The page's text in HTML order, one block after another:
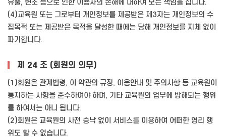
유출, 변조 등으로 인한 이용자의 손해에 대하여 모든 책임을 집니다.
(4)교육원 또는 그로부터 개인정보를 제공받은 제3자는 개인정보의 수
집목적 또는 제공받은 목적을 달성한 때에는 당해 개인정보를 지체 없이
파기합니다.
제 24 조 (회원의 의무)
(1)회원은 관계법령, 이 약관의 규정, 이용안내 및 주의사항 등 교육원이
통지하는 사항을 준수하여야 하며, 기타 교육원의 업무에 방해되는 행위
를 하여서는 아니 됩니다.
(2)회원은 교육원의 사전 승낙 없이 서비스를 이용하여 어떠한 영리 행
위도 할 수 없습니다.